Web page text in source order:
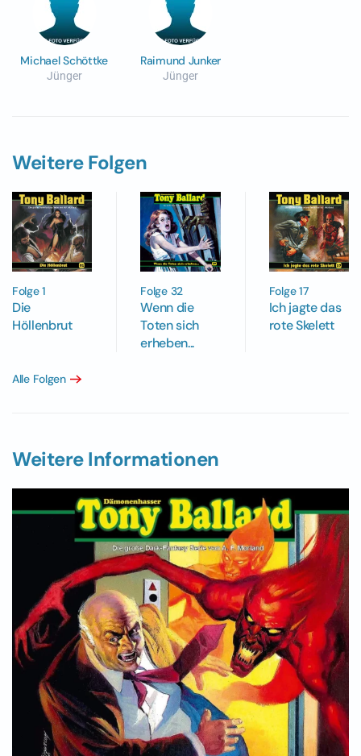
Michael Schöttke
Jünger
Raimund Junker
Jünger
Weitere Folgen
Folge 1
Die
Höllenbrut
Folge 32
Wenn die
Toten sich
erheben...
Folge 17
Ich jagte das
rote Skelett
Alle Folgen
Weitere Informationen